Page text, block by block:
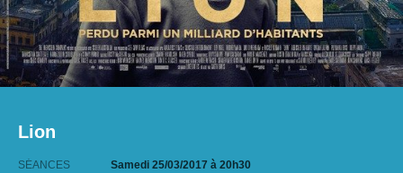
Lion
SÉANCES Samedi 25/03/2017 à 20h30